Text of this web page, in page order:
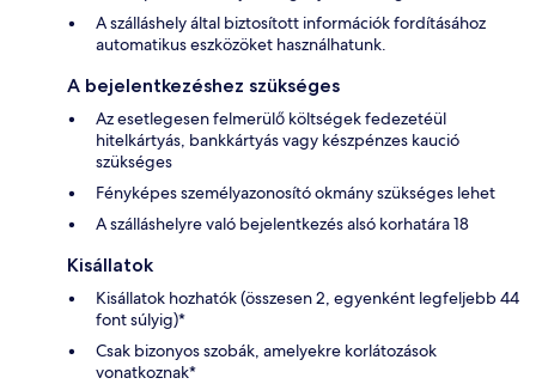
A szálláshely által biztosított információk fordításához
automatikus eszközöket használhatunk.
A bejelentkezéshez szükséges
Az esetlegesen felmerülő költségek fedezetéül
hitelkártyás, bankkártyás vagy készpénzes kaució
szükséges
Fényképes személyazonosító okmány szükséges lehet
A szálláshelyre való bejelentkezés alsó korhatára 18
Kisállatok
Kisállatok hozhatók (összesen 2, egyenként legfeljebb 44
font súlyig)*
Csak bizonyos szobák, amelyekre korlátozások
vonatkoznak*